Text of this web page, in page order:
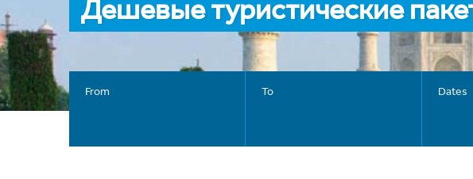
Дешевые туристические
From To Dates